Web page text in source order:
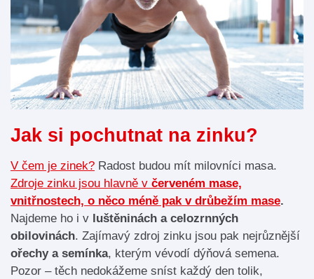
Jak si pochutnat na zinku?
V čem je zinek? Radost budou mít milovníci masa.
Zdroje zinku jsou hlavně v červeném mase,
vnitřnostech, o něco méně pak v drůbežím mase.
Najdeme ho i v luštěninách a celozrnných
obilovinách. Zajímavý zdroj zinku jsou pak nejrůznější
ořechy a semínka, kterým vévodí dýňová semena.
Pozor – těch nedokážeme sníst každý den tolik,